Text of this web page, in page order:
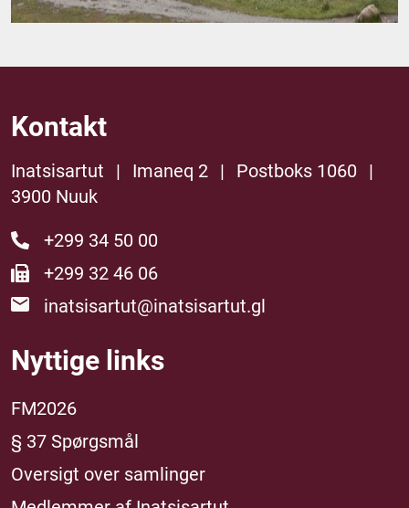
Kontakt
Inatsisartut | Imaneq 2 | Postboks 1060
|
3900 Nuuk
+299 34 50 00
+299 32 46 06
inatsisartut@inatsisartut.gl
Nyttige links
FM2026
§ 37 Spørgsmål
Oversigt over samlinger